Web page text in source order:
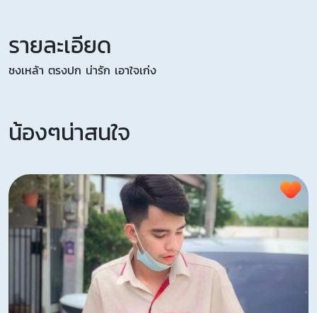
รายละเอียด
ชงเหล้า ตรงปก น่ารัก เอาใจเก่ง
น้องๆน่าสนใจ